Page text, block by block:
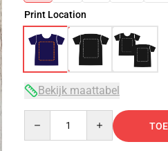
Print Location
Bekijk maattabel